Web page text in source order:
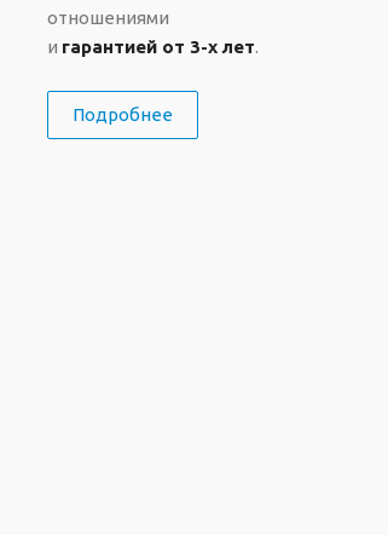
отношениями
и гарантией от 3-х лет.
Подробнее